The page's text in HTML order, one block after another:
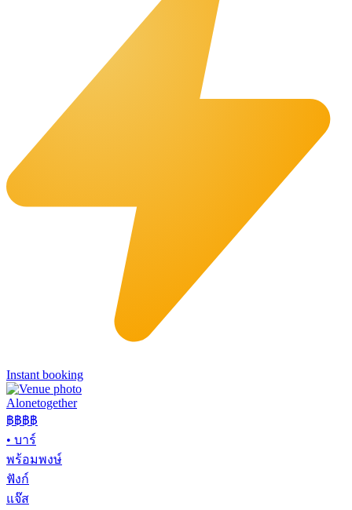
Instant booking
Alonetogether
฿฿฿฿
• บาร์
พร้อมพงษ์
ฟังก์
แจ๊ส